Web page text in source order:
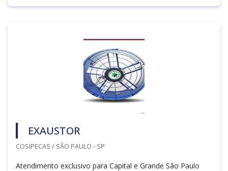
EXAUSTOR
COSIPECAS / SÃO PAULO - SP
Atendimento exclusivo para Capital e Grande São Paulo